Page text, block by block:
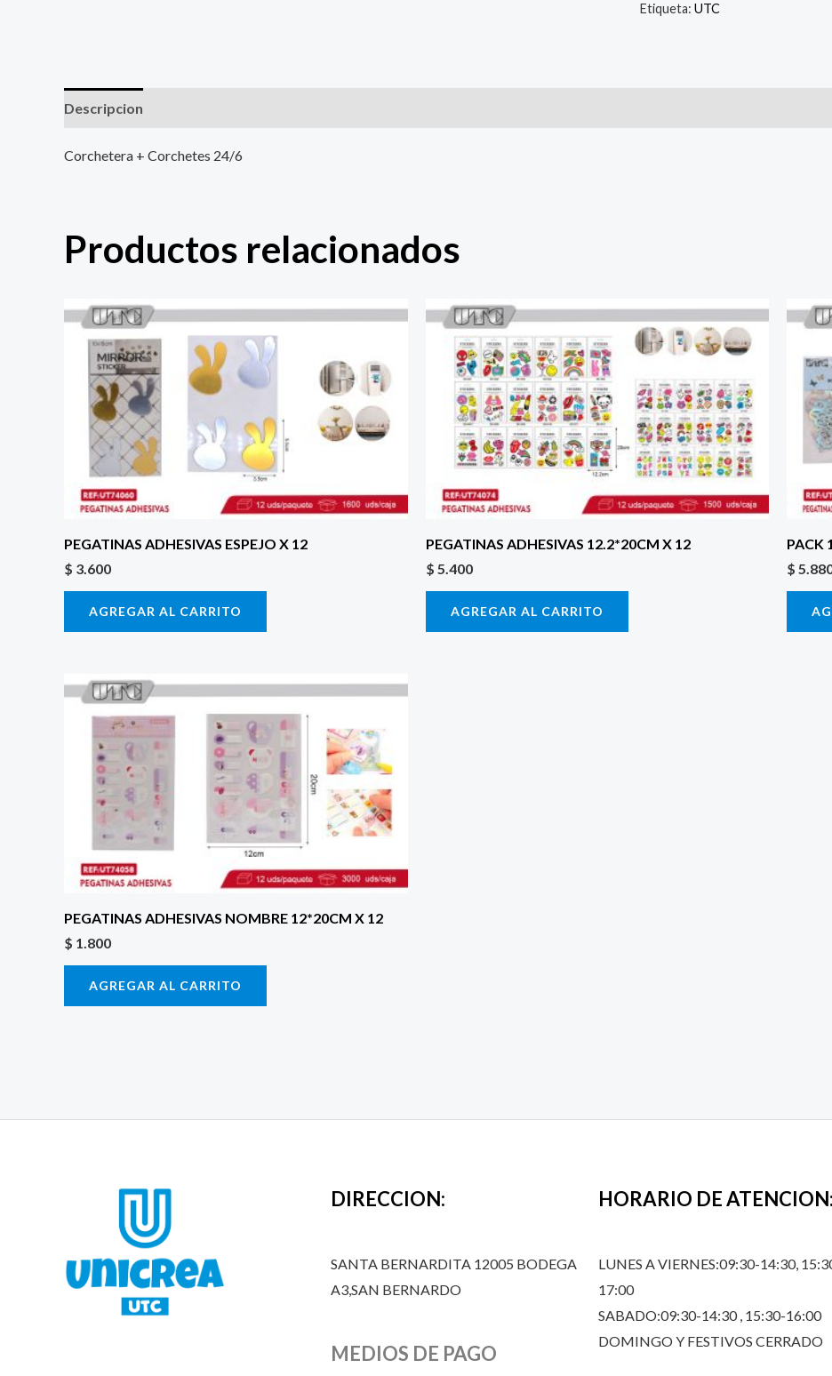
Etiqueta: UTC
Descripcion
Corchetera + Corchetes 24/6
Productos relacionados
PEGATINAS ADHESIVAS ESPEJO X 12
$ 3.600
AGREGAR AL CARRITO
PEGATINAS ADHESIVAS 12.2*20CM X 12
$ 5.400
AGREGAR AL CARRITO
PACK
$
PEGATINAS ADHESIVAS NOMBRE 12*20CM X 12
$ 1.800
AGREGAR AL CARRITO
DIRECCION:
SANTA BERNARDITA 12005 BODEGA
A3,SAN BERNARDO
MEDIOS DE PAGO
HORARIO DE ATENCION:
LUNES A VIERNES:09:30-14:30,
17:00
SABADO:09:30-14:30 , 15:30-16:00
DOMINGO Y FESTIVOS CERRADO